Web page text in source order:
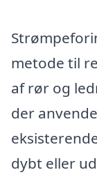
metode til
af rør og
der
dybt eller